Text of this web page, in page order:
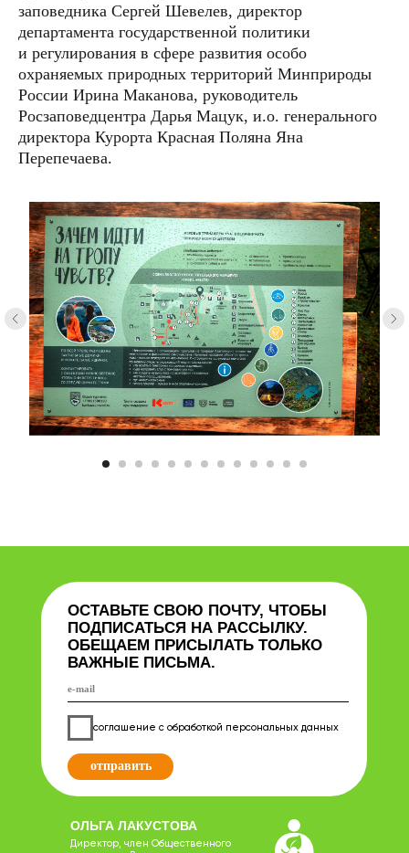
заповедника Сергей Шевелев, директор
департамента государственной политики
и регулирования в сфере развития особо
охраняемых природных территорий Минприроды
России Ирина Маканова, руководитель
Росзаповедцентра Дарья Мацук, и.о. генерального
директора Курорта Красная Поляна Яна
Перепечаева.
совета при Росгидромете
ИНН 9731007865, ОГРН 1187700013192
127322, г. Москва, вн. тер. г. муниципальный округ
Бутырский, ул. Яблочкова, д. 21, к. 3, помещ. 1Г/6
info@greenmission.ru
ОЛЬГА ЛАКУСТОВА
конфиденциальности
пользовательское
соглашение
+7 (916) 440-08-18